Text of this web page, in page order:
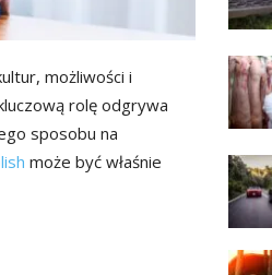
możliwości i
rolę odgrywa
sposobu na
może być właśnie